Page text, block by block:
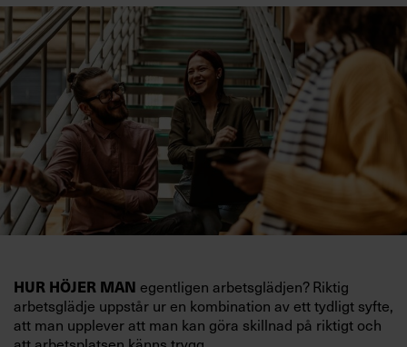
HUR HÖJER MAN egentligen arbetsglädjen? Riktig
arbetsglädje uppstår ur en kombination av ett tydligt syfte,
att man upplever att man kan göra skillnad på riktigt och